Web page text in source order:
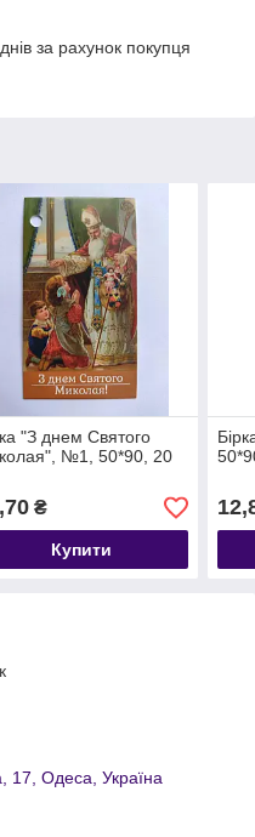
за рахунок покупця
"З днем Святого
№1, 50*90, 20
₴
Купити
17, Одеса, Україна